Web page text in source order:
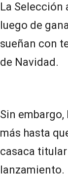
La Selección
luego de
sueñan con
de Navidad.
Sin
más hasta
casaca
lanzamiento.